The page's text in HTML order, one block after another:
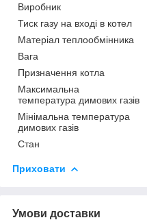
Виробник
Тиск газу на вході в котел
Матеріал теплообмінника
Вага
Призначення котла
Максимальна
температура димових газів
Мінімальна температура
димових газів
Стан
Приховати
Умови доставки